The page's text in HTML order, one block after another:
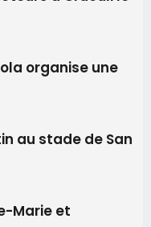
Marie et
du tournoi du